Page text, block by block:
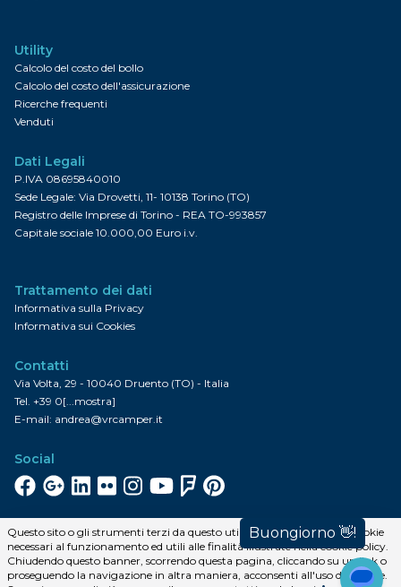
Utility
Calcolo del costo del bollo
Calcolo del costo dell'assicurazione
Ricerche frequenti
Venduti
Dati Legali
P.IVA 08695840010
Sede Legale: Via Drovetti, 11- 10138 Torino (TO)
Registro delle Imprese di Torino - REA TO-993857
Capitale sociale 10.000,00 Euro i.v.
Trattamento dei dati
Informativa sulla Privacy
Informativa sui Cookies
Contatti
Via Volta, 29 - 10040 Druento (TO) - Italia
Tel. +39 0[...mostra]
E-mail: andrea@vrcamper.it
Social
Iscriviti alla newsletter
Iscriviti
Sito protetto da reCAPTCHA.
Questo sito o gli strumenti terzi da questo utilizzati si avvalgono di cookie
necessari al funzionamento ed utili alle finalità illustrate nella cookie policy.
Chiudendo questo banner, scorrendo questa pagina, cliccando su un link o
proseguendo la navigazione in altra maniera, acconsenti all'uso dei cookie.